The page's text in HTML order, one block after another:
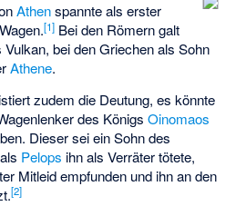
Athenspannte als erster
[1] Bei den Römern galt
Vulkan, bei den Griechen als Sohn
Athene.
zudem die Deutung, es könnte
des KönigsOinomaos
Dieser sei ein Sohn des
Pelops ihn als Verräter tötete,
Mitleid empfunden und ihn an den
[2]